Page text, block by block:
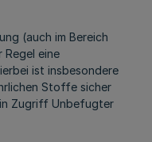
(auch im Bereich
Regel eine
ist insbesondere
Stoffe sicher
Zugriff Unbefugter